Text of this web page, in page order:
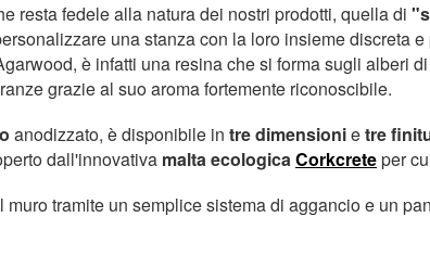
resta fedele alla natura dei nostri prodotti, quella di
una stanza con la loro insieme discreta
è infatti una resina che si forma sugli alberi
grazie al suo aroma fortemente riconoscibile.
anodizzato, è disponibile in tre dimensionietre
dall'innovativa malta ecologicaCorkcreteper
tramite un semplice sistema di aggancio e un